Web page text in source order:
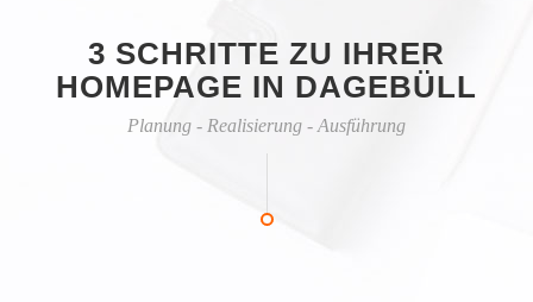
3 SCHRITTE ZU IHRER
HOMEPAGE IN DAGEBÜLL
Planung - Realisierung - Ausführung